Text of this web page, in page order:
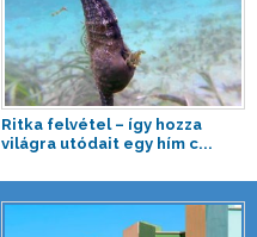
Ritka felvétel – így hozza
világra utódait egy hím c...